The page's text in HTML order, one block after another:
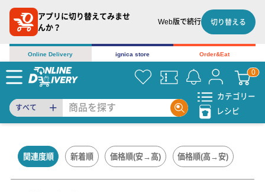
アプリに切り替えてみませ
んか？
Web版で続行 切り替える
Online Delivery ignica store Order&Eat
すべて
カテゴリー
レシピ
関連度順 新着順 価格順(安→高) 価格順(高→安)